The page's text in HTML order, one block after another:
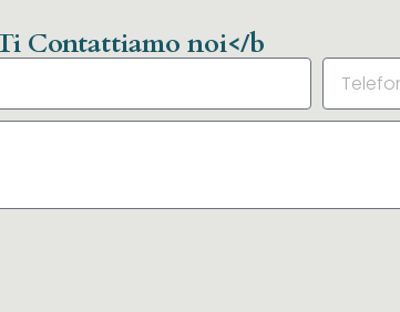
Contattiamo noi</b